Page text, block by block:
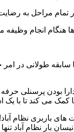
تمام مراحل به
ها هنگام انجام
با سابقه طولانی در
دارا بودن
شما کمک می کند تا
باربری نظام آباد!
بار نظام آباد